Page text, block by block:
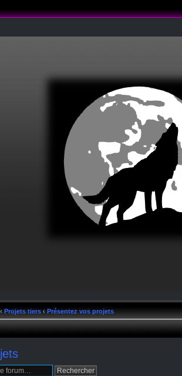
‹ Projets tiers ‹ Présentez vos projets